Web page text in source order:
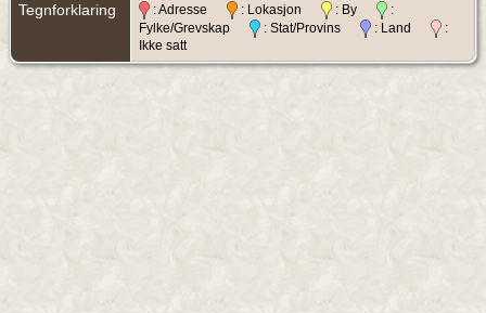
Tegnforklaring : Adresse : Lokasjon : By
:
Fylke/Grevskap
: Stat/Provins : Land
:
Ikke satt